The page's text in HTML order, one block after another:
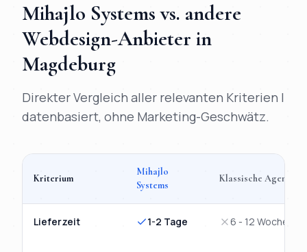
Mihajlo Systems vs. andere
Webdesign-Anbieter in
Magdeburg
Direkter Vergleich aller relevanten Kriterien |
datenbasiert, ohne Marketing-Geschwätz.
Kriterium
Mihajlo
Systems
Klassische Agentur
Lieferzeit 1-2 Tage 6 - 12 Wochen